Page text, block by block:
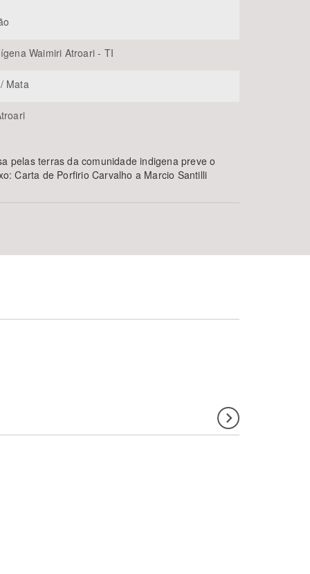
Waimiri Atroari - TI
Mata
pelas terras da comunidade indigena preve o
Carta de Porfirio Carvalho a Marcio Santilli